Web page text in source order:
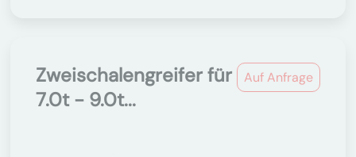
Auf Anfrage
Zweischalengreifer für
7.0t - 9.0t...